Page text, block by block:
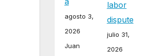
agosto 3,
2026
Juan
labor
dispute
julio 31,
2026